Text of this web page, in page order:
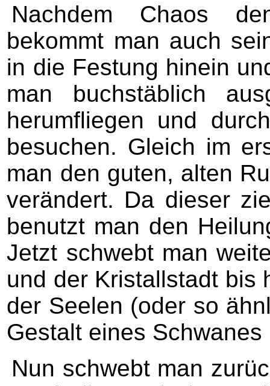
Nachdem Chaos
bekommt man auch
in die Festung hinein
man buchstäblich
herumfliegen und
besuchen. Gleich im
man den guten, alten
verändert. Da dieser
benutzt man den
Jetzt schwebt man
und der Kristallstadt bis
der Seelen (oder so
Gestalt eines
Nun schwebt man